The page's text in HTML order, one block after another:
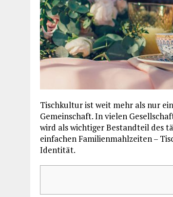
Tischkultur ist weit mehr als nur
Gemeinschaft. In vielen
wird als wichtiger Bestandteil des
einfachen Familienmahlzeiten –
Identität.